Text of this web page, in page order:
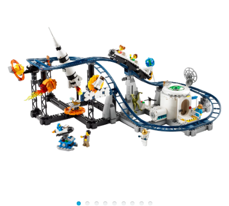
приспособлениями, гараж, воздушный шлюз,
стыковочный тоннель. В собранном виде высота
научного центра составляет 13 см, ширина 40 см, а
глубина 25 см.
Собрав набор с помощью пошаговой инструкции или
электронного бесплатного приложения, можно
приступать к подробному исследованию далёких
галактик. Попробуйте взять образцы с поверхности
планеты с помощью дрона и специальной клешни, а
чтобы сдвинуть с места тяжелые каменные породы,